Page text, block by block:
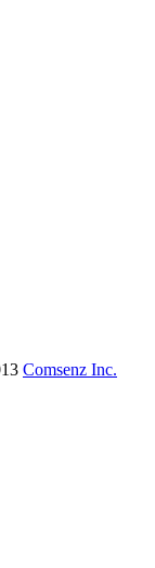
Comsenz Inc.